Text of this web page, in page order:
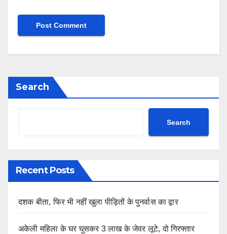
Search
Search
Recent Posts
दशक बीता, फिर भी नहीं खुला पीड़ितों के पुनर्वास का द्वार
अकेली महिला के घर घुसकर 3 लाख के जेवर लूटे, दो गिरफ्तार